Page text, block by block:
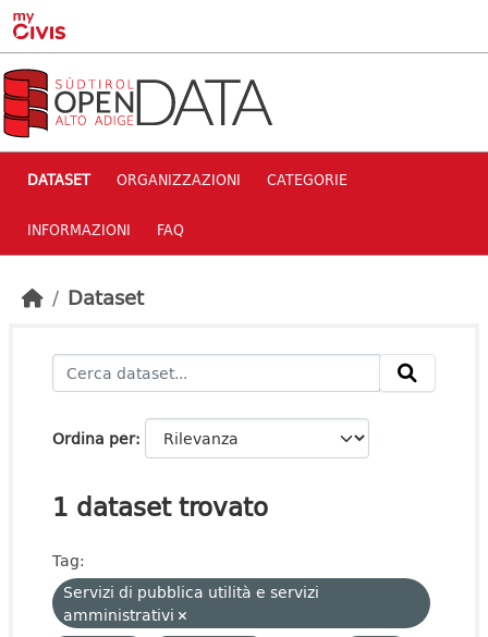
Skip to main content
DATASET ORGANIZZAZIONI CATEGORIE
INFORMAZIONI FAQ
Dataset
Ordina per
1 dataset trovato
Tag:
Servizi di pubblica utilità e servizi
amministrativi